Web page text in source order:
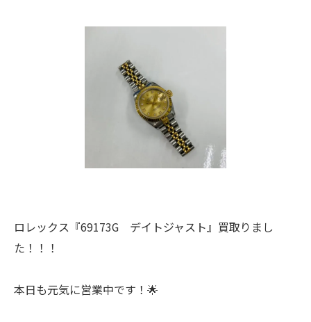
ロレックス『69173G デイトジャスト』買取りまし
た！！！
本日も元気に営業中です！🌟